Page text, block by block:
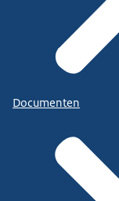
Documenten